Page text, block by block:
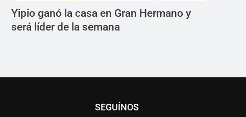
Yipio ganó la casa en Gran Hermano y
será líder de la semana
SEGUÍNOS